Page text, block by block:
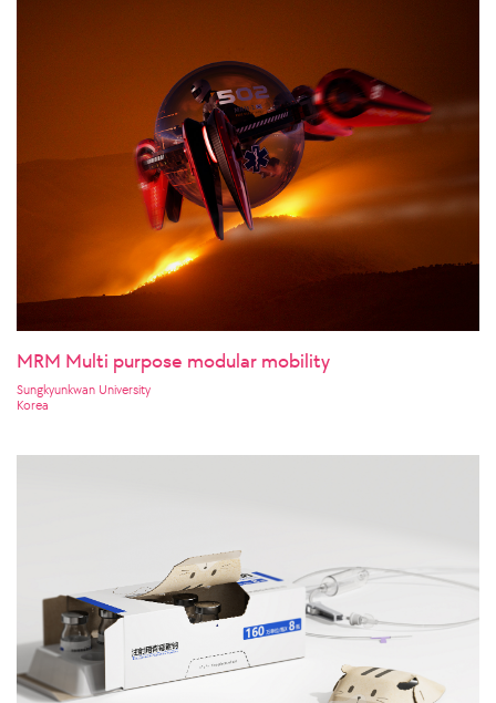
MRM Multi purpose modular mobility
Sungkyunkwan University
Korea